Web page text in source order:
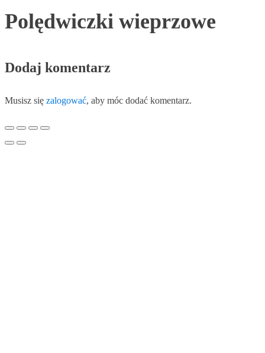
Polędwiczki wieprzowe
Dodaj komentarz
Musisz się zalogować, aby móc dodać komentarz.